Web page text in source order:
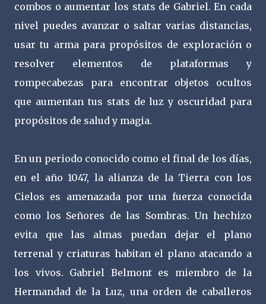
combos o aumentar los stats de Gabriel. En cada
nivel puedes avanzar o saltar varias distancias,
usar tu arma para propósitos de exploración o
resolver elementos de plataformas y
rompecabezas para encontrar objetos ocultos
que aumentan tus stats de luz y oscuridad para
propósitos de salud y magia.
En un periodo conocido como el final de los días,
en el año 1047, la alianza de la Tierra con los
Cielos es amenazada por una fuerza conocida
como los Señores de las Sombras. Un hechizo
evita que las almas puedan dejar el plano
terrenal y criaturas habitan el plano atacando a
los vivos. Gabriel Belmont es miembro de la
Hermandad de la Luz, una orden de caballeros